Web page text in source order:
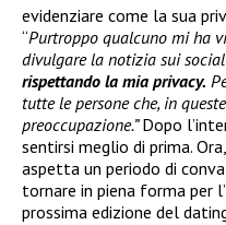
evidenziare come la sua
“Purtroppo qualcuno mi ha
divulgare la notizia sui
rispettando la mia privacy.
tutte le persone che, in
preoccupazione.”Dopo
sentirsi meglio di prima.
aspetta un periodo di
tornare in piena forma per
prossima edizione del